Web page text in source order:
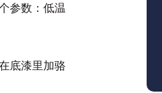
参数：低温
底漆里加骆